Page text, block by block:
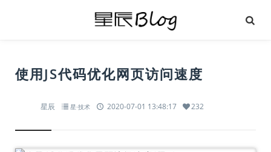
使用JS代码优化网页访问速度
星辰 星·技术 2020-07-01 13:48:17 232